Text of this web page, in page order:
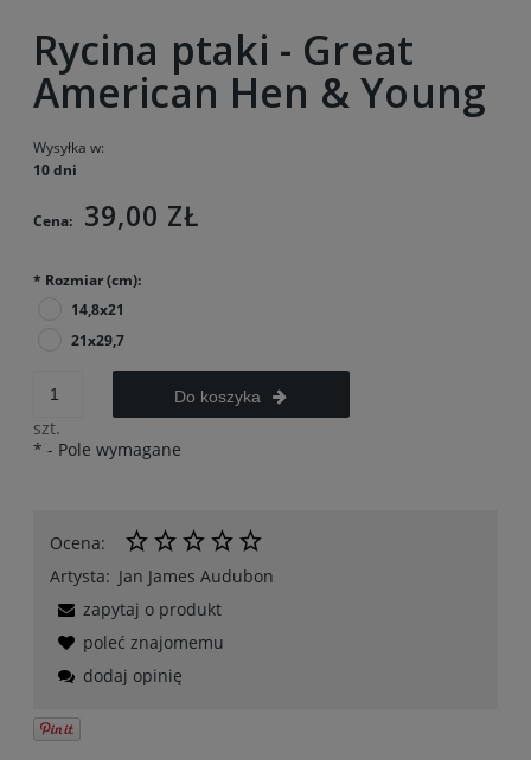
Rycina ptaki - Great
American Hen & Young
Wysyłka w:
10 dni
Cena: 39,00 ZŁ
* Rozmiar (cm):
14,8x21
21x29,7
szt.
Do koszyka
* - Pole wymagane
Ocena:
Artysta: Jan James Audubon
zapytaj o produkt
poleć znajomemu
dodaj opinię